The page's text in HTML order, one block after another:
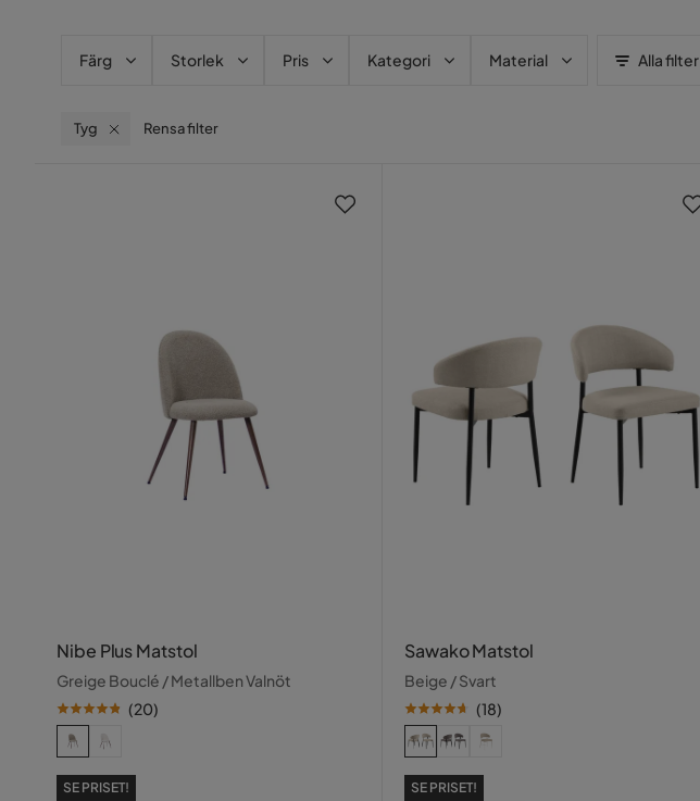
Färg Storlek Pris Kategori Material Alla filter
Tyg Rensa filter
Nibe Plus Matstol
Greige Bouclé / Metallben Valnöt
(20)
SE PRISET!
Sawako Matstol
Beige / Svart
(18)
SE PRISET!